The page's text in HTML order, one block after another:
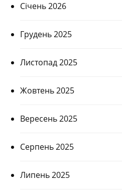
Січень 2026
Грудень 2025
Листопад 2025
Жовтень 2025
Вересень 2025
Серпень 2025
Липень 2025